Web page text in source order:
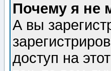
Почему я не
А вы
доступ на